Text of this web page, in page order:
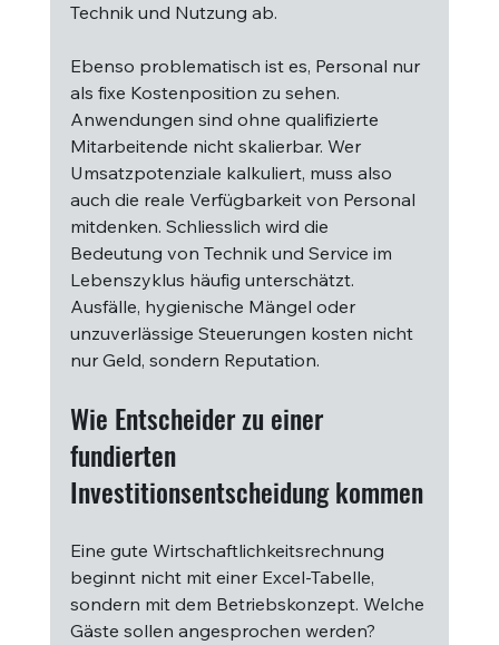
Technik und Nutzung ab.
Ebenso problematisch ist es, Personal nur
als fixe Kostenposition zu sehen.
Anwendungen sind ohne qualifizierte
Mitarbeitende nicht skalierbar. Wer
Umsatzpotenziale kalkuliert, muss also
auch die reale Verfügbarkeit von Personal
mitdenken. Schliesslich wird die
Bedeutung von Technik und Service im
Lebenszyklus häufig unterschätzt.
Ausfälle, hygienische Mängel oder
unzuverlässige Steuerungen kosten nicht
nur Geld, sondern Reputation.
Wie Entscheider zu einer
fundierten
Investitionsentscheidung kommen
Eine gute Wirtschaftlichkeitsrechnung
beginnt nicht mit einer Excel-Tabelle,
sondern mit dem Betriebskonzept. Welche
Gäste sollen angesprochen werden?